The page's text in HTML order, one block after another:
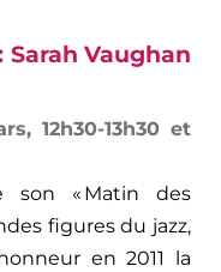
Sarah Vaughan
12h30-13h30 et
son « Matin des
figures du jazz,
en 2011 la